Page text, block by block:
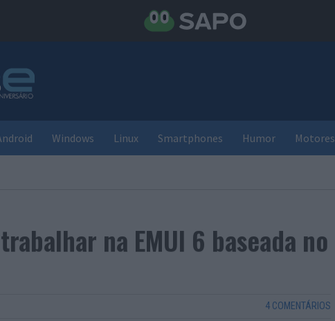
Windows Linux Smartphones Humor Motores
na EMUI 6 baseada no
4 COMENTÁRIOS